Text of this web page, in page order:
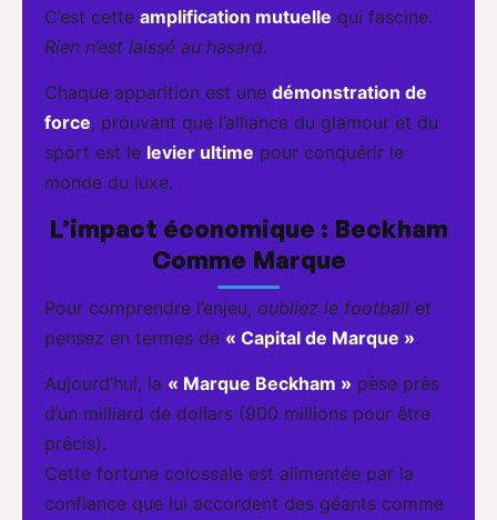
C’est cette amplification mutuelle qui fascine.
Rien n’est laissé au hasard.
Chaque apparition est une démonstration de
force, prouvant que l’alliance du glamour et du
sport est le levier ultime pour conquérir le
monde du luxe.
L’impact économique : Beckham
Comme Marque
Pour comprendre l’enjeu, oubliez le football et
pensez en termes de « Capital de Marque ».
Aujourd’hui, la « Marque Beckham » pèse près
d’un milliard de dollars (900 millions pour être
précis).
Cette fortune colossale est alimentée par la
confiance que lui accordent des géants comme